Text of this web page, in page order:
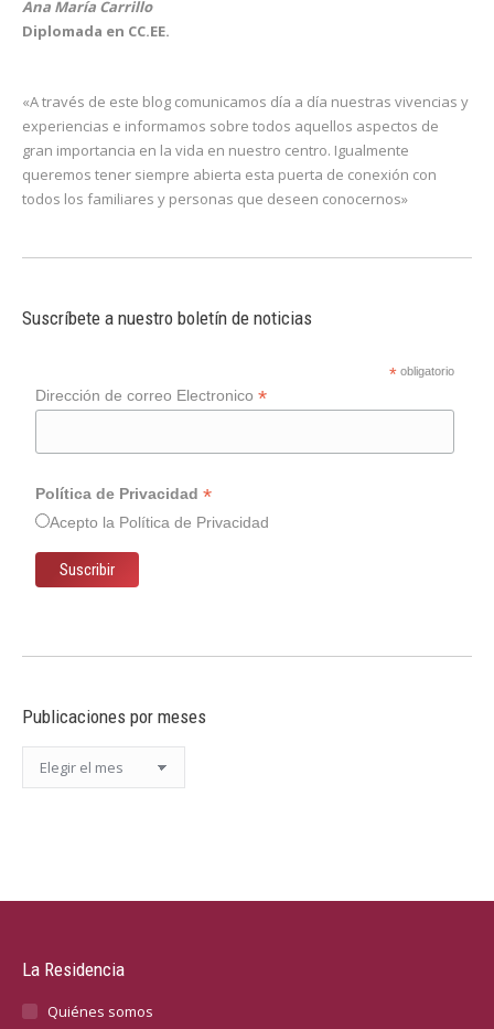
Ana María Carrillo
Diplomada en CC.EE.
«A través de este blog comunicamos día a día nuestras vivencias y
experiencias e informamos sobre todos aquellos aspectos de
gran importancia en la vida en nuestro centro. Igualmente
queremos tener siempre abierta esta puerta de conexión con
todos los familiares y personas que deseen conocernos»
Suscríbete a nuestro boletín de noticias
* obligatorio
Dirección de correo Electronico*
Política de Privacidad*
Acepto la Política de Privacidad
Publicaciones por meses
Publicaciones
La Residencia
Quiénes somos